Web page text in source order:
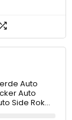
Auto
Auto
Side Rok…